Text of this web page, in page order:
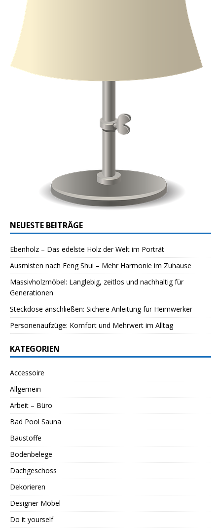
NEUESTE BEITRÄGE
Ebenholz – Das edelste Holz der Welt im Porträt
Ausmisten nach Feng Shui – Mehr Harmonie im Zuhause
Massivholzmöbel: Langlebig, zeitlos und nachhaltig für
Generationen
Steckdose anschließen: Sichere Anleitung für Heimwerker
Personenaufzüge: Komfort und Mehrwert im Alltag
KATEGORIEN
Accessoire
Allgemein
Arbeit – Büro
Bad Pool Sauna
Baustoffe
Bodenbelege
Dachgeschoss
Dekorieren
Designer Möbel
Do it yourself